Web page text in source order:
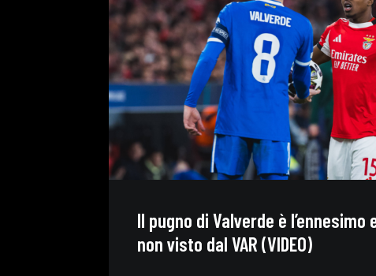
Il pugno di Valverde è l’ennesimo
non visto dal VAR (VIDEO)